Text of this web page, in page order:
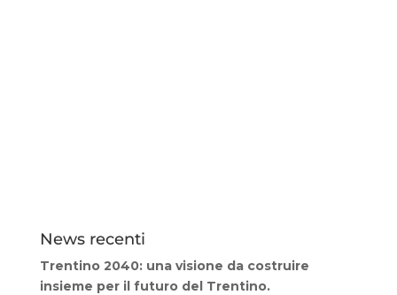
News recenti
Trentino 2040: una visione da costruire
insieme per il futuro del Trentino.